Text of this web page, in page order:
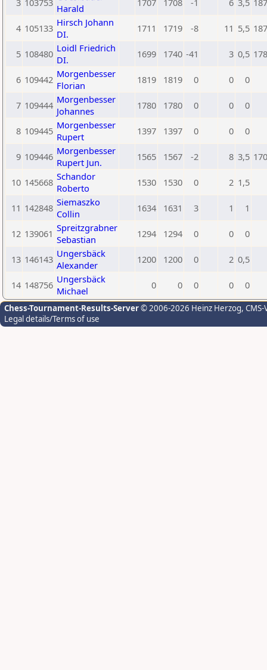
3 103753 Harald
1707 1708 -1 6 3,5
4 105133 Hirsch Johann
DI.
1711 1719 -8 11 5,5
5 108480 Loidl Friedrich
DI.
1699 1740 -41 3 0,5
6 109442 Morgenbesser
Florian
1819 1819 0 0 0
7 109444 Morgenbesser
Johannes
1780 1780 0 0 0
8 109445 Morgenbesser
Rupert
1397 1397 0 0 0
9 109446 Morgenbesser
Rupert Jun.
1565 1567 -2 8 3,5
10 145668 Schandor
Roberto
1530 1530 0 2 1,5
11 142848 Siemaszko
Collin
1634 1631 3 1 1
12 139061 Spreitzgrabner
Sebastian
1294 1294 0 0 0
13 146143 Ungersbäck
Alexander
1200 1200 0 2 0,5
14 148756 Ungersbäck
Michael
0 0 0 0 0
Chess-Tournament-Results-Server© 2006-2026 Heinz Herzog,
Legal details/Terms of use